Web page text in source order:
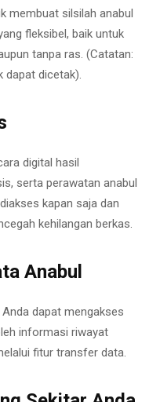
membuat silsilah anabul
fleksibel, baik untuk
tanpa ras. (Catatan:
dapat dicetak).
digital hasil
serta perawatan anabul
kapan saja dan
kehilangan berkas.
Anabul
dapat mengakses
informasi riwayat
fitur transfer data.